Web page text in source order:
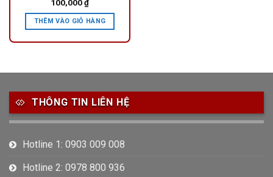
100,000₫
THÊM VÀO GIỎ HÀNG
THÔNG TIN LIÊN HỆ
Hotline 1: 0903 009 008
Hotline 2: 0978 800 936